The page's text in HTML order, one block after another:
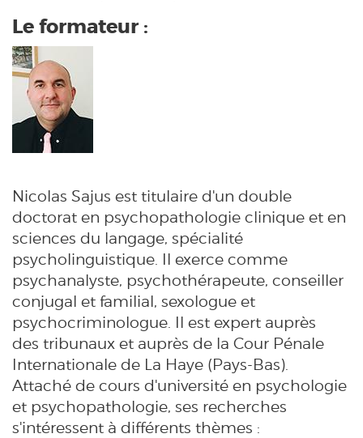
Le formateur :
Nicolas Sajus est titulaire d'un double
doctorat en psychopathologie clinique et en
sciences du langage, spécialité
psycholinguistique. Il exerce comme
psychanalyste, psychothérapeute, conseiller
conjugal et familial, sexologue et
psychocriminologue. Il est expert auprès
des tribunaux et auprès de la Cour Pénale
Internationale de La Haye (Pays-Bas).
Attaché de cours d'université en psychologie
et psychopathologie, ses recherches
s'intéressent à différents thèmes :